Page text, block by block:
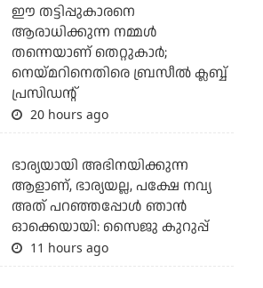
ഈ തട്ടിപ്പുകാരനെ
ആരാധിക്കുന്ന നമ്മള്‍
തന്നെയാണ് തെറ്റുകാര്‍;
നെയ്മറിനെതിരെ ബ്രസീല്‍ ക്ലബ്ബ്
പ്രസിഡന്റ്
20 hours ago
ഭാര്യയായി അഭിനയിക്കുന്ന
ആളാണ്, ഭാര്യയല്ല, പക്ഷേ നവ്യ
അത് പറഞ്ഞപ്പോള്‍ ഞാന്‍
ഓക്കെയായി: സൈജു കുറുപ്പ്
11 hours ago